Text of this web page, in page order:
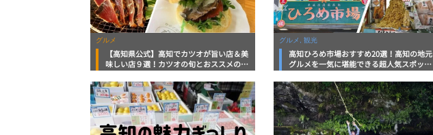
グルメ
【高知県公式】高知でカツオが旨い店＆美
味しい店９選！カツオの旬とおススメのお
グルメ, 観光
高知ひろめ市場おすすめ20選！高知の地元
グルメを一気に堪能できる超人気スポット